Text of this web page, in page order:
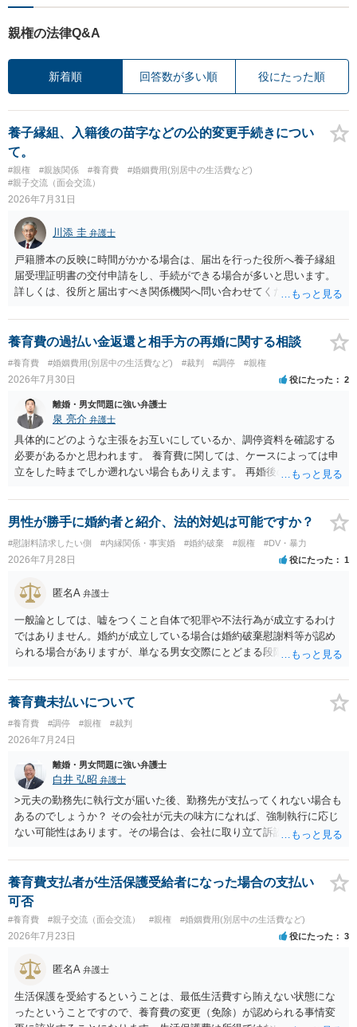
親権の法律Q&A
新着順 回答数が多い順 役にたった順
養子縁組、入籍後の苗字などの公的変更手続きについ
て。
#親権 #親族関係 #養育費
#婚姻費用(別居中の生活費など)
#親子交流（面会交流）
2026年7月31日
川添 圭 弁護士
戸籍謄本の反映に時間がかかる場合は、届出を行った役所へ養子縁組
届受理証明書の交付申請をし、手続ができる場合が多いと思います。
詳しくは、役所と届出すべき関係機関へ問い合わせてください。
養育費の過払い金返還と相手方の再婚に関する相談
#養育費 #婚姻費用(別居中の生活費など) #裁判 #調停 #親権
2026年7月30日 役にたった 2
離婚・男女問題に強い弁護士
泉 亮介 弁護士
具体的にどのような主張をお互いにしているか、調停資料を確認する
必要があるかと思われます。 養育費に関しては、ケースによっては申
立をした時までしか遡れない場合もありえます。 再婚後の相手方の行
養育費に関するやりとり等があればそちらについても確認する必要が
あるでしょう。 公開相談の場での回答よりも個別に弁護士にご相談さ
男性が勝手に婚約者と紹介、法的対処は可能ですか？
#慰謝料請求したい側 #内縁関係・事実婚 #婚約破棄 #親権 #DV・暴力
2026年7月28日 役にたった 1
匿名A 弁護士
一般論としては、嘘をつくこと自体で犯罪や不法行為が成立するわけ
ではありません。婚約が成立している場合は婚約破棄慰謝料等が認め
られる場合がありますが、単なる男女交際にとどまる段階の場合、独
慰謝料は生じないことが多いと思われます。 お怒りはごもっともです
が、仮に交際を進めたとしても後に相手を信頼できなくなる可能性が
高かったということですので、むしろ結婚しなくてよかったと割り切
って、交際を終わらせるのがよいと思います。
養育費未払いについて
#養育費 #調停 #親権 #裁判
2026年7月24日
離婚・男女問題に強い弁護士
白井 弘昭 弁護士
>元夫の勤務先に執行文が届いた後、勤務先が支払ってくれない場合も
あるのでしょうか？ その会社が元夫の味方になれば、強制執行に応じ
ない可能性はあります。その場合は、会社に取り立て訴訟を行うこと
押さえ、元夫名義の車の差し押さえ競売などを検討します。 ＞何もで
きなかった場合は、公正証書の原本は戻ってくるのでしょうか？ 取れ
ても取れなくても、執行裁判所に原本の還付請求を行えば還付されま
す。 ＞他の弁護士さんに再度依頼できるのでしょうか？ できます。た
だ、取れなかった場合に取り立て訴訟等を起こしてもらえば、他の弁
護士に頼む必要は無いでしょう。 以上、ご参考まで。
養育費支払者が生活保護受給者になった場合の支払い
可否
#養育費 #親子交流（面会交流） #親権 #婚姻費用(別居中の生活費など)
2026年7月23日 役にたった 3
匿名A 弁護士
生活保護を受給するということは、最低生活費すら賄えない状態にな
ったということですので、養育費の変更（免除）が認められる事情変